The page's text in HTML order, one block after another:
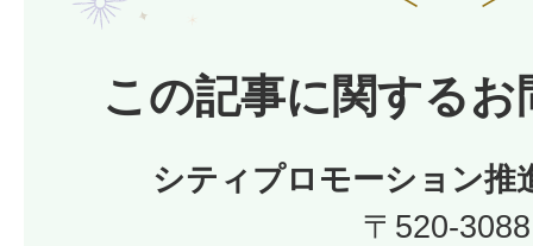
この記事に関するお
シティプロモーション推
〒520-3088